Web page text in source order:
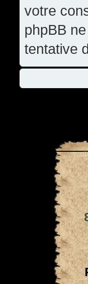
votre
phpBB
tentative